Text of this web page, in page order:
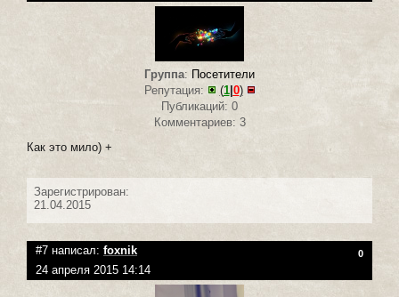
Группа: Посетители
Репутация:
(1| 0)
Публикаций: 0
Комментариев: 3
Как это мило) +
Зарегистрирован:
21.04.2015
#7 написал: foxnik 0
24 апреля 2015 14:14